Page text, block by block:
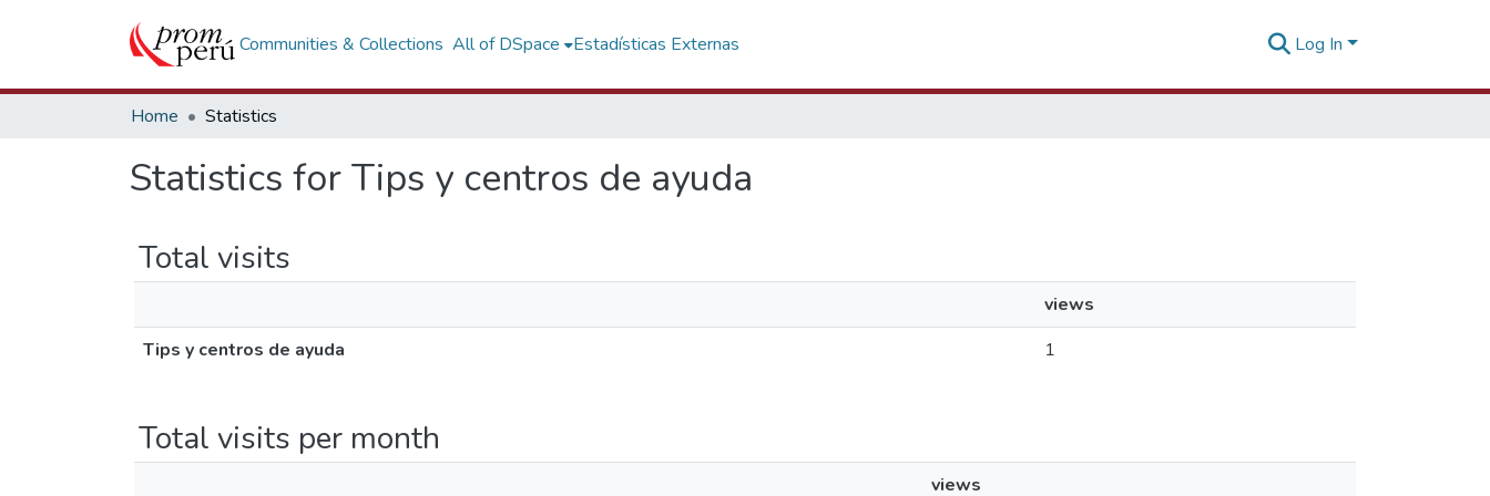
Communities & Collections All of DSpace Estadísticas Externas Log In
Home Statistics
Statistics for Tips y centros de ayuda
Total visits
views
Tips y centros de ayuda
1
Total visits per month
views